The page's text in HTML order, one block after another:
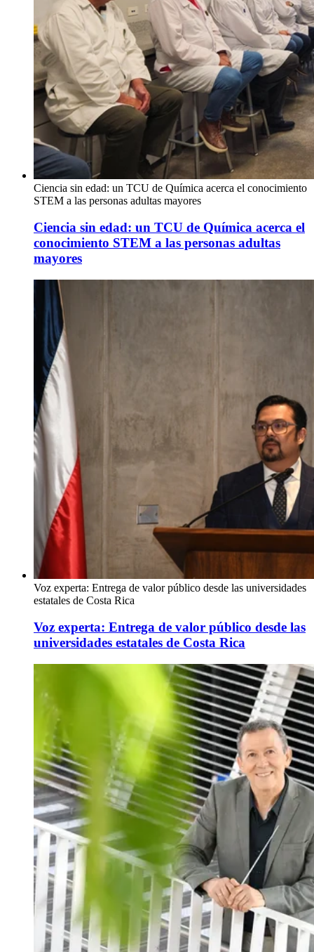
Ciencia sin edad: un TCU de Química acerca el conocimiento
STEM a las personas adultas mayores
Ciencia sin edad: un TCU de Química acerca el
conocimiento STEM a las personas adultas
mayores
Voz experta: Entrega de valor público desde las universidades
estatales de Costa Rica
Voz experta: Entrega de valor público desde las
universidades estatales de Costa Rica